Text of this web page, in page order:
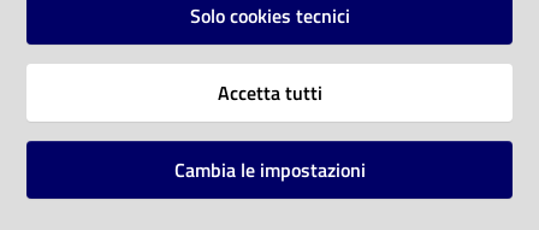
Vai alla pagina
Mappa del sito
Solo cookies tecnici
Accetta tutti
Cambia le impostazioni